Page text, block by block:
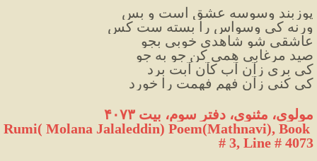
پوزبند وسوسه عشق است و بس
ورنه کی وسواس را بسته ست کس
عاشقی شو شاهدی خوبی بجو
صید مرغابی همی ‌کن جو به جو
کی بری زآن آب کآن آبت برد
کی کنی زآن فهم فهمت را خورد
مولوی، مثنوی، دفتر سوم، بیت ۴۰۷۳
Rumi( Molana Jalaleddin) Poem(Mathnavi), Book
# 3, Line # 4073